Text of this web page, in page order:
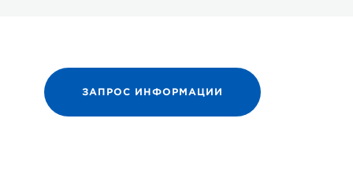
ЗАПРОС ИНФОРМАЦИИ